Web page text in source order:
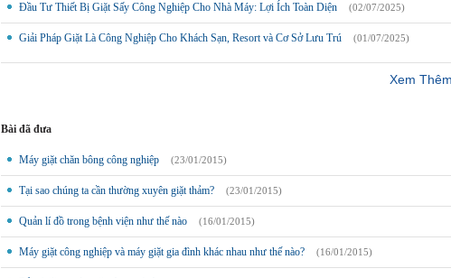
Đầu Tư Thiết Bị Giặt Sấy Công Nghiệp Cho Nhà Máy: Lợi Ích Toàn Diện (02/07/2025)
Giải Pháp Giặt Là Công Nghiệp Cho Khách Sạn, Resort và Cơ Sở Lưu Trú (01/07/2025)
Xem
Bài đã đưa
Máy giặt chăn bông công nghiệp (23/01/2015)
Tại sao chúng ta cần thường xuyên giặt thảm? (23/01/2015)
Quản lí đồ trong bệnh viện như thế nào (16/01/2015)
Máy giặt công nghiệp và máy giặt gia đình khác nhau như thế nào? (16/01/2015)